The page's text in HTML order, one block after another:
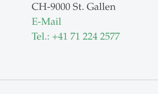
CH-9000 St. Gallen
E-Mail
Tel.: +41 71 224 2577